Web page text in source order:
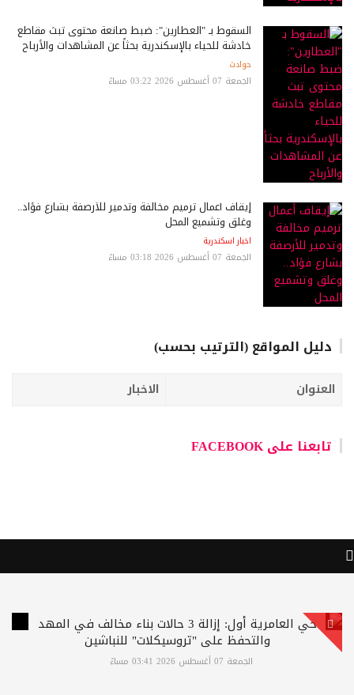
السقوط بـ "العطارين": ضبط صانعة محتوى تبث مقاطع
خادشة للحياء بالإسكندرية بحثاً عن المشاهدات والأرباح
حوادث
الجمعة 07 أغسطس 2026 03:22 مساءً
إيقاف أعمال ترميم مخالفة وتدمير للأرصفة بشارع فؤاد..
وغلق وتشميع المحل
اخبار اسكندرية
الجمعة 07 أغسطس 2026 03:18 مساءً
دليل المواقع (الترتيب بحسب)
العنوان الاخبار
تابعنا على FACEBOOK
حي العامرية أول: إزالة 3 حالات بناء مخالف في المهد
والتحفظ على "تروسيكلات" للنباشين
الجمعة 07 أغسطس 2026 03:41 مساءً